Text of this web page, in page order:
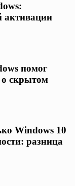
активации
помог
о скрытом
Windows 10
разница